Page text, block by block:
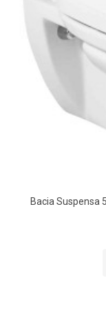
Imagens
A última Imagem
Este produto é ideal
design moderno no
com um item que
Bacia Suspensa